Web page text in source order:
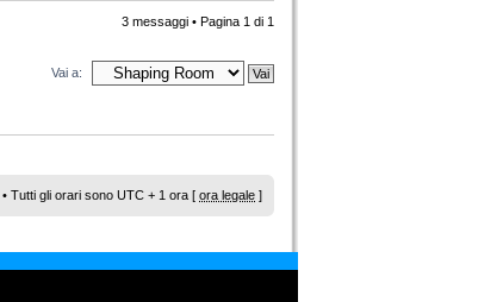
3 messaggi • Pagina 1 di 1
Vai a:
• Tutti gli orari sono UTC + 1 ora [ ora legale ]